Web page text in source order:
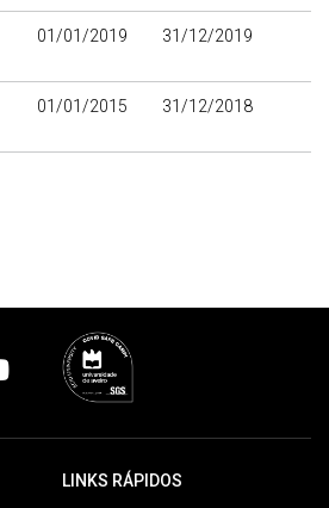
01/01/2019 31/12/2019
01/01/2015 31/12/2018
LINKS RÁPIDOS